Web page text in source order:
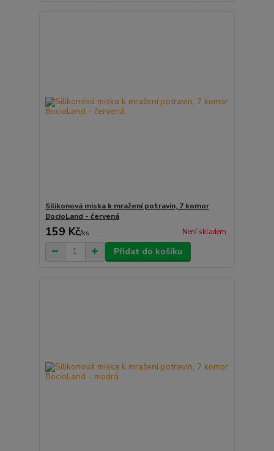
Silikonová miska k mražení potravin, 7 komor
BocioLand - červená
159 Kč/ks Není skladem
Přidat do košíku